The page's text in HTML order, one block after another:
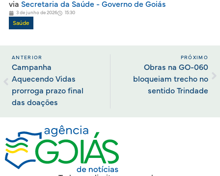
via Secretaria da Saúde - Governo de Goiás
3 de junho de 2026 15:30
Saúde
ANTERIOR
Campanha
Aquecendo Vidas
prorroga prazo final
das doações
PRÓXIMO
Obras na GO-060
bloqueiam trecho no
sentido Trindade